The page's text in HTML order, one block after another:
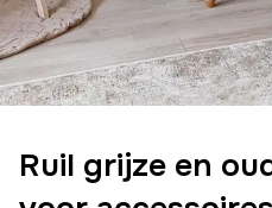
Ruil grijze en